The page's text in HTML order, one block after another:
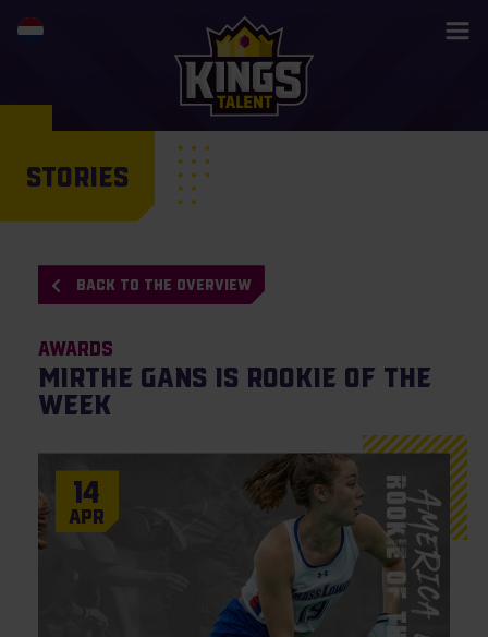
STORIES
BACK TO THE OVERVIEW
Awards
Mirthe Gans is Rookie of the
Week
14
Apr